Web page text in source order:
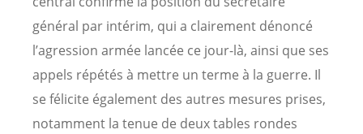
général par intérim, qui a clairement dénoncé
l’agression armée lancée ce jour-là, ainsi que ses
appels répétés à mettre un terme à la guerre. Il
se félicite également des autres mesures prises,
notamment la tenue de deux tables rondes